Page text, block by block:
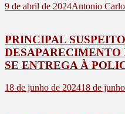
9 de abril de 2024Antonio
PRINCIPAL
SE ENTREGA À
18 de junho de 202418 de